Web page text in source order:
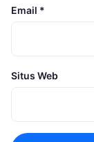
Email *
Situs Web